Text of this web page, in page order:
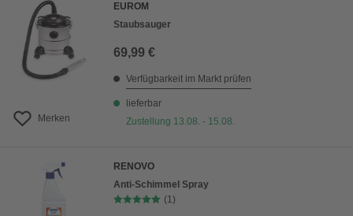
Merken
EUROM
Staubsauger
69,99 €
Verfügbarkeit im Markt prüfen
lieferbar
Zustellung 13.08. - 15.08.
RENOVO
Anti-Schimmel Spray
(1)